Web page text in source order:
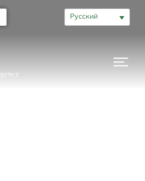
Русский